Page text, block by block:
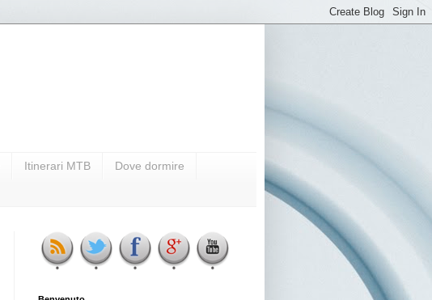
Itinerari MTB Dove dormire